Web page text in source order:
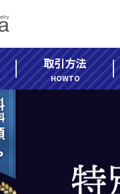
取引方法
HOWTO